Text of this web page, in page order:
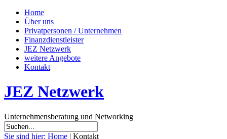
Home
Über uns
Privatpersonen / Unternehmen
Finanzdienstleister
JEZ Netzwerk
weitere Angebote
Kontakt
JEZ Netzwerk
Unternehmensberatung und Networking
Sie sind hier: Home | Kontakt